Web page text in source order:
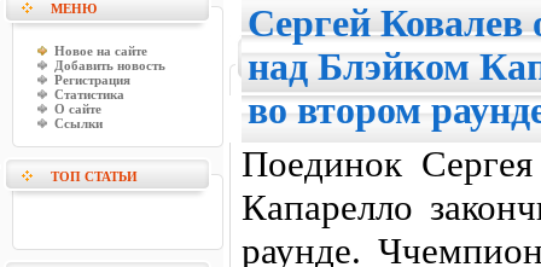
МЕНЮ
Новое на сайте
Добавить новость
Регистрация
Статистика
О сайте
Ссылки
ТОП СТАТЬИ
Сергей Ковалев
над Блэйком
во втором
Поединок
Капарелло
раунде.